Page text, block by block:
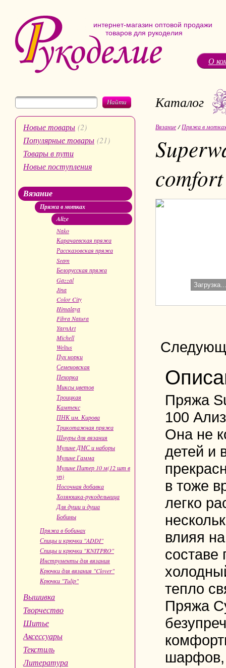
интернет-магазин оптовой продажи
товаров для рукоделия
О
Найти
Новые товары (2)
Популярные товары (21)
Товары в пути
Новые поступления
Вязание
Пряжа в мотках
Alize
Nako
Карачаевская пряжа
Рассказовская пряжа
Seam
Белорусская пряжа
Gazzal
Jina
Color City
Himalaya
Fibra Natura
YarnArt
Michell
Weltus
Пух норки
Семеновская
Пехорка
Миксы цветов
Троицкая
Камтекс
ПНК им. Кирова
Трикотажная пряжа
Шнуры для вязания
Мулине ДМС и наборы
Мулине Гамма
Мулине Питер 10 м(12 шт в
уп)
Носочная добавка
Хозяюшка-рукодельница
Для души и душа
Бобины
Пряжа в бобинах
Спицы и крючки "ADDI"
Спицы и крючки "KNITPRO"
Инструменты для вязания
Крючки для вязания "Clover"
Крючки "Tulip"
Вышивка
Творчество
Шитье
Аксессуары
Текстиль
Литература
Каталог
Вязание /Пряжа в мотках
Пряжа
100
Она не
детей и
в тоже
легко
влияя
составе
тепло
Пряжа
шарфов,